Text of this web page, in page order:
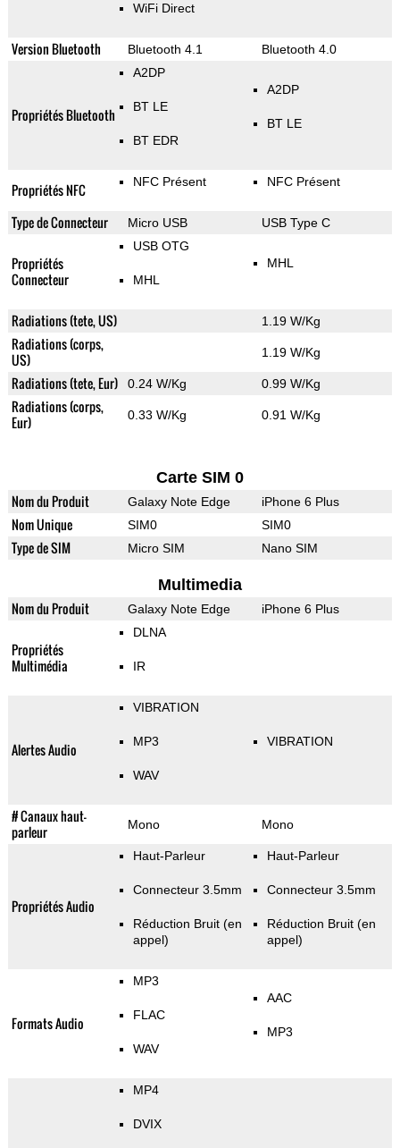
WiFi Direct
Version Bluetooth Bluetooth 4.1 Bluetooth 4.0
Propriétés Bluetooth
A2DP
BT LE
BT EDR
A2DP
BT LE
Propriétés NFC NFC Présent NFC Présent
Type de Connecteur Micro USB USB Type C
Propriétés
Connecteur
USB OTG
MHL
MHL
Radiations (tete, US) 1.19 W/Kg
Radiations (corps,
US)
1.19 W/Kg
Radiations (tete, Eur) 0.24 W/Kg 0.99 W/Kg
Radiations (corps,
Eur)
0.33 W/Kg 0.91 W/Kg
Carte SIM 0
Nom du Produit Galaxy Note Edge iPhone 6 Plus
Nom Unique SIM0 SIM0
Type de SIM Micro SIM Nano SIM
Multimedia
Nom du Produit Galaxy Note Edge iPhone 6 Plus
Propriétés
Multimédia
DLNA
IR
Alertes Audio
VIBRATION
MP3
WAV
VIBRATION
# Canaux haut-
parleur
Mono Mono
Propriétés Audio
Haut-Parleur
Connecteur 3.5mm
Réduction Bruit (en
appel)
Haut-Parleur
Connecteur 3.5mm
Réduction Bruit (en
appel)
Formats Audio
MP3
FLAC
WAV
AAC
MP3
MP4
DVIX